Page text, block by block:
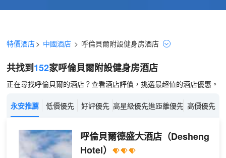
特價酒店> 中國酒店 > 呼倫貝爾附設健身房酒店
共找到152家呼倫貝爾附設健身房酒店
正在尋找呼倫貝爾的酒店？查看酒店評價，挑選最超值的酒店優惠。
永安推薦 低價優先 好評優先 高星級優先進距離優先 高價優先
呼倫貝爾德盛大酒店（Desheng
Hotel）